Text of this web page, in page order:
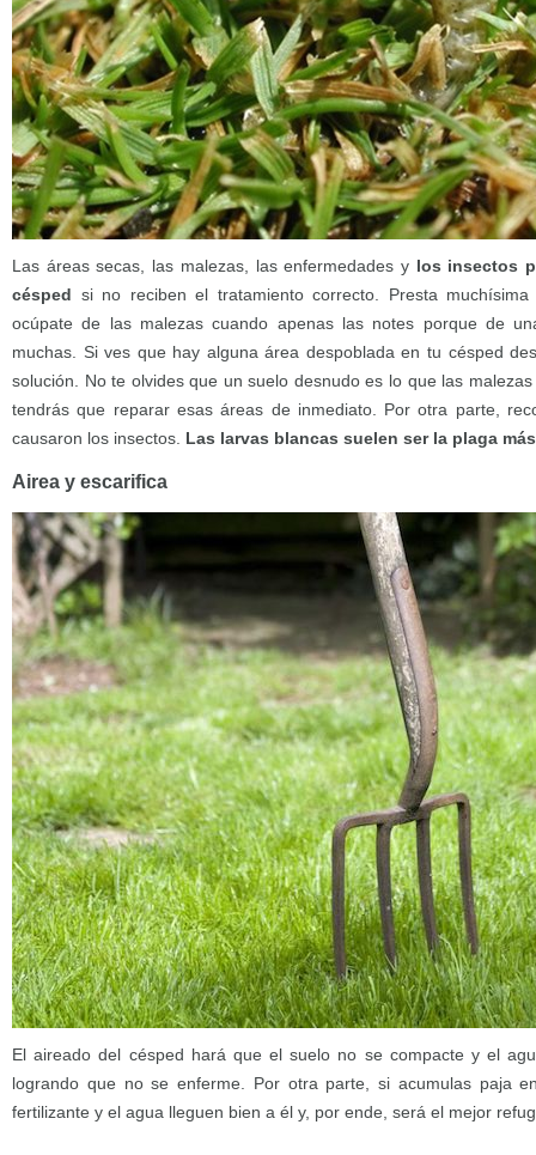
Las áreas secas, las malezas, las enfermedades y los insectos
césped si no reciben el tratamiento correcto. Presta
ocúpate de las malezas cuando apenas las notes porque de
muchas. Si ves que hay alguna área despoblada en tu césped
solución. No te olvides que un suelo desnudo es lo que las
tendrás que reparar esas áreas de inmediato. Por otra parte,
causaron los insectos. Las larvas blancas suelen ser la plaga
Airea y escarifica
El aireado del césped hará que el suelo no se compacte y el
logrando que no se enferme. Por otra parte, si acumulas paja
fertilizante y el agua lleguen bien a él y, por ende, será el mejor